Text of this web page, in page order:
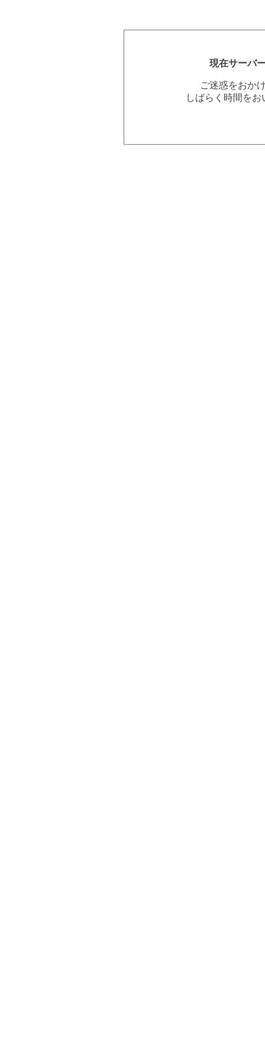
現在サーバ
ご迷惑をおか
しばらく時間を